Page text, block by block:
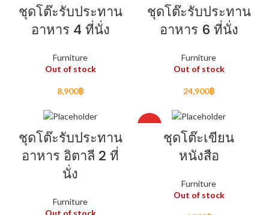
ชุดโต๊ะรับประทาน
อาหาร 4 ที่นั่ง
Furniture
Out of stock
8,900฿
ชุดโต๊ะรับประทาน
อาหาร 6 ที่นั่ง
Furniture
Out of stock
24,900฿
ชุดโต๊ะรับประทาน
อาหาร อิตาลี 2 ที่
นั่ง
Furniture
Out of stock
HOT
ชุดโต๊ะเขียน
หนังสือ
Furniture
Out of stock